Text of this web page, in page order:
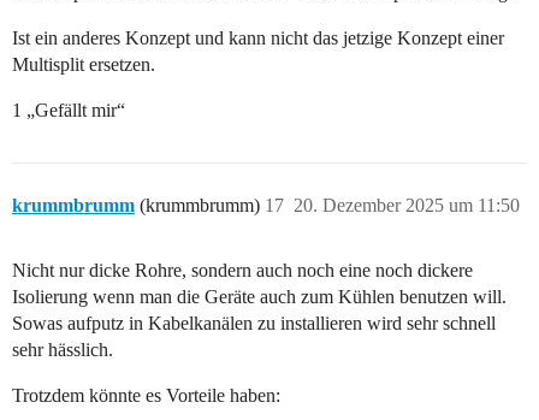
Ist ein anderes Konzept und kann nicht das jetzige Konzept einer
Multisplit ersetzen.
1 „Gefällt mir“
krummbrumm (krummbrumm) 20. Dezember 2025 um 11:50
17
Nicht nur dicke Rohre, sondern auch noch eine noch dickere
Isolierung wenn man die Geräte auch zum Kühlen benutzen will.
Sowas aufputz in Kabelkanälen zu installieren wird sehr schnell
sehr hässlich.
Trotzdem könnte es Vorteile haben: